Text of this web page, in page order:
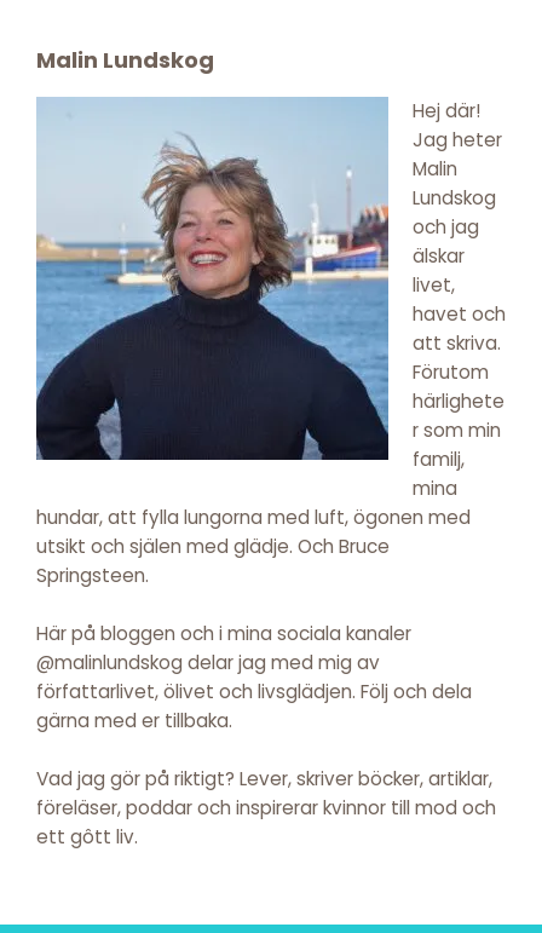
Footer
Malin Lundskog
Hej där!
Jag heter
Malin
Lundskog
och jag
älskar
livet,
havet och
att skriva.
Förutom
härlighete
r som min
familj,
mina
hundar, att fylla lungorna med luft, ögonen med
utsikt och själen med glädje. Och Bruce
Springsteen.
Här på bloggen och i mina sociala kanaler
@malinlundskog delar jag med mig av
författarlivet, ölivet och livsglädjen. Följ och dela
gärna med er tillbaka.
Vad jag gör på riktigt? Lever, skriver böcker, artiklar,
föreläser, poddar och inspirerar kvinnor till mod och
ett gôtt liv.